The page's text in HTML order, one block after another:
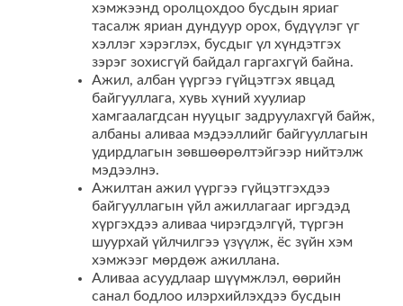
хэмжээнд оролцохдоо бусдын яриаг
тасалж яриан дундуур орох, бүдүүлэг үг
хэллэг хэрэглэх, бусдыг үл хүндэтгэх
зэрэг зохисгүй байдал гаргахгүй байна.
Ажил, албан үүргээ гүйцэтгэх явцад
байгууллага, хувь хүний хуулиар
хамгаалагдсан нууцыг задруулахгүй байж,
албаны аливаа мэдээллийг байгууллагын
удирдлагын зөвшөөрөлтэйгээр нийтэлж
мэдээлнэ.
Ажилтан ажил үүргээ гүйцэтгэхдээ
байгууллагын үйл ажиллагааг иргэдэд
хүргэхдээ аливаа чирэгдэлгүй, түргэн
шуурхай үйлчилгээ үзүүлж, ёс зүйн хэм
хэмжээг мөрдөж ажиллана.
Аливаа асуудлаар шүүмжлэл, өөрийн
санал бодлоо илэрхийлэхдээ бусдын